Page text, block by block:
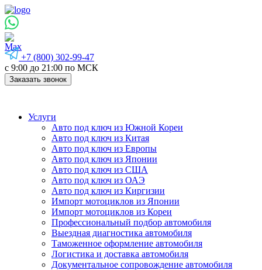
+7 (800) 302-99-47
с 9:00 до 21:00 по МСК
Заказать звонок
Услуги
Авто под ключ из Южной Кореи
Авто под ключ из Китая
Авто под ключ из Европы
Авто под ключ из Японии
Авто под ключ из США
Авто под ключ из ОАЭ
Авто под ключ из Киргизии
Импорт мотоциклов из Японии
Импорт мотоциклов из Кореи
Профессиональный подбор автомобиля
Выездная диагностика автомобиля
Таможенное оформление автомобиля
Логистика и доставка автомобиля
Документальное сопровождение автомобиля